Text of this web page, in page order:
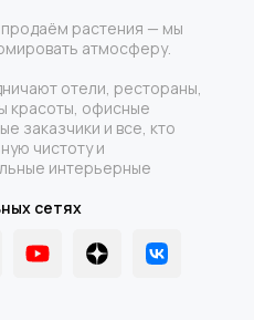
растения — мы
атмосферу.
отели, рестораны,
красоты, офисные
заказчики и все, кто
чистоту и
интерьерные
сетях